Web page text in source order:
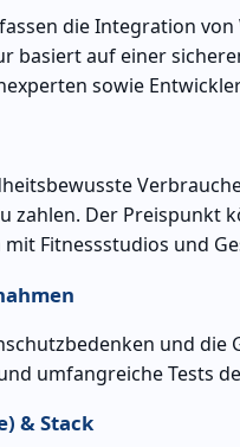
die Integration
basiert auf einer
sowie
zahlen. Der Preispunkt
Fitnessstudios und
und die
umfangreiche Tests
& Stack